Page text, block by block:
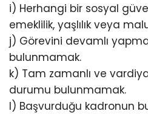
i) Herhangi bir sosyal
emeklilik, yaşlılık veya
j) Görevini devamlı
bulunmamak.
k) Tam zamanlı ve
durumu bulunmamak.
l) Başvurduğu kadronun